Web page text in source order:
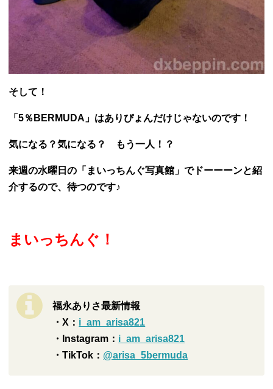
そして！
「5％BERMUDA」はありぴょんだけじゃないのです！
気になる？気になる？ もう一人！？
来週の水曜日の「まいっちんぐ写真館」でドーーーンと紹
介するので、待つのです♪
まいっちんぐ！
福永ありさ最新情報
・X： i_am_arisa821
・Instagram： i_am_arisa821
・TikTok： @arisa_5bermuda